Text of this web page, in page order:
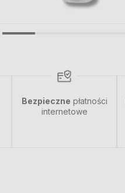
Bezpieczne płatności
internetowe